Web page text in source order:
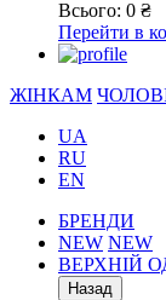
Всього: 0 ₴
Перейти в
ЖІНКАМ
UA
RU
EN
БРЕНДИ
NEW NEW
ВЕРХНІЙ
Назад